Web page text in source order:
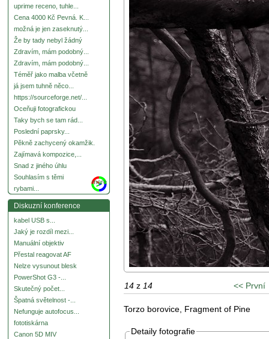
uprime receno, tuhle...
Cena 4000 Kč Pevná. K...
možná je jen zaseknutý...
Že by tady nebyl žádný
Zdravím, mám podobný...
Zdravím, mám podobný...
Téměř jako malba včetně
já jsem tuhně něco...
https://sourceforge.net/...
Oceňuji fotografickou
Taky bych se tam rád...
Poslední paprsky...
Pěkně zachycený okamžik.
Zajímavá kompozice,...
Snad z jiného úhlu
Souhlasím s těmi
rybami...
more
Diskuzní konference
kabel USB s...
Jaký je rozdíl mezi...
Manuální objektiv
Přestal reagovat AF
Nelze vysunout blesk
PowerShot G3 -...
Skutečný počet...
Špatná světelnost -...
Nefunguje autofocus...
fototiskárna
Canon 5D MIV
14 z 14 << První
Torzo borovice, Fragment of Pine
Detaily fotografie